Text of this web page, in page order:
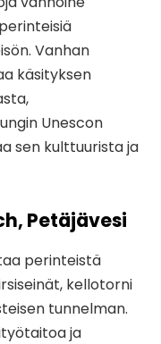
Vanhan
käsityksen
Unescon
sen kulttuurista ja
Petäjävesi
perinteistä
kellotorni
tunnelman.
ja